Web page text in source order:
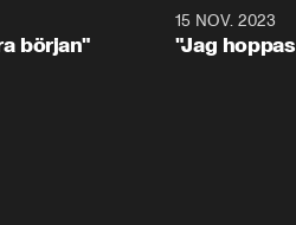
början"
15 NOV. 2023
"Jag